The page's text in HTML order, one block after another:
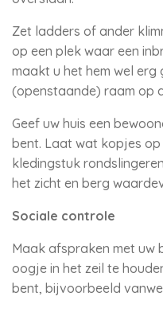
Zet ladders of ander
op een plek waar een
maakt u het hem wel
(openstaande) raam op
Geef uw huis een
bent. Laat wat kopjes
kledingstuk
het zicht en berg
Sociale controle
Maak afspraken met uw
oogje in het zeil te
bent, bijvoorbeeld